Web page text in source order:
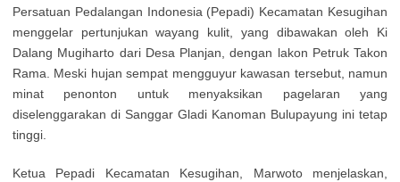
Persatuan Pedalangan Indonesia (Pepadi) Kecamatan Kesugihan
menggelar pertunjukan wayang kulit, yang dibawakan oleh Ki
Dalang Mugiharto dari Desa Planjan, dengan lakon Petruk Takon
Rama. Meski hujan sempat mengguyur kawasan tersebut, namun
minat penonton untuk menyaksikan pagelaran yang
diselenggarakan di Sanggar Gladi Kanoman Bulupayung ini tetap
tinggi.
Ketua Pepadi Kecamatan Kesugihan, Marwoto menjelaskan,